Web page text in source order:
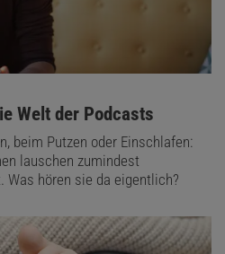
Welt der Podcasts
beim Putzen oder Einschlafen:
lauschen zumindest
hören sie da eigentlich?